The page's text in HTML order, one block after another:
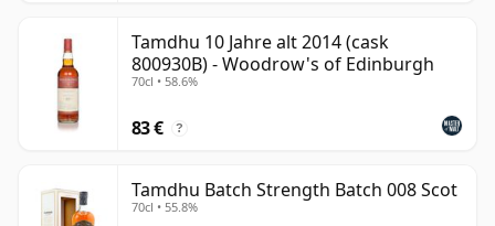
Tamdhu 10 Jahre alt 2014 (cask
800930B) - Woodrow's of Edinburgh
70cl • 58.6%
83 € ?
Tamdhu Batch Strength Batch 008 Scot
70cl • 55.8%